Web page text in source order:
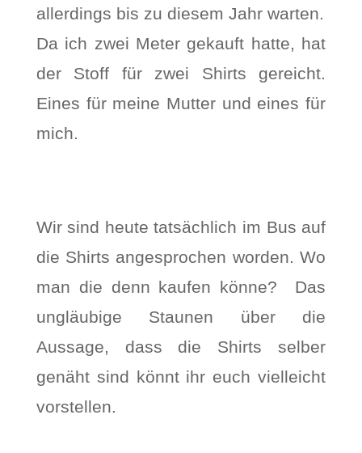
allerdings bis zu diesem Jahr warten.
Da ich zwei Meter gekauft hatte, hat
der Stoff für zwei Shirts gereicht.
Eines für meine Mutter und eines für
mich.
Wir sind heute tatsächlich im Bus auf
die Shirts angesprochen worden. Wo
man die denn kaufen könne? Das
ungläubige Staunen über die
Aussage, dass die Shirts selber
genäht sind könnt ihr euch vielleicht
vorstellen.